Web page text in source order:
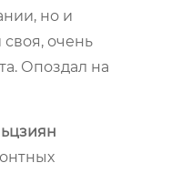
но и
очень
Опоздал на